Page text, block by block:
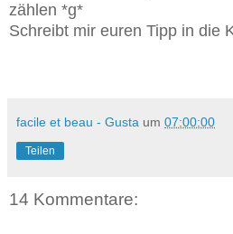
zählen *g*
Schreibt mir euren Tipp in die
facile et beau - Gusta um 07:00:00
Teilen
14 Kommentare: